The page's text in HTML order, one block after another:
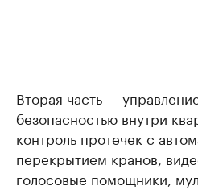
Вторая часть —
безопасностью внутри
контроль протечек с
перекрытием кранов,
голосовые помощники,